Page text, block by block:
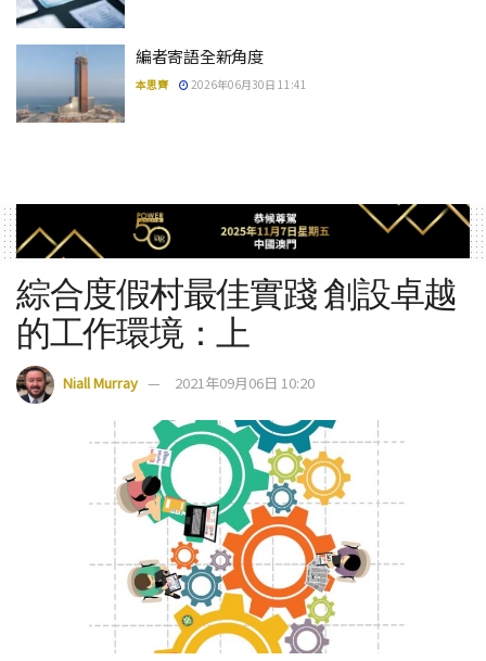
編者寄語全新角度
本思齊 2026年06月30日 11:41
綜合度假村最佳實踐 創設卓越
的工作環境：上
Niall Murray 2021年09月06日 10:20